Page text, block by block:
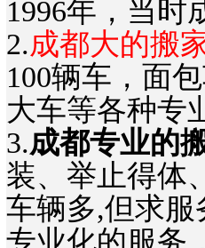
1996年，当时
2.成都大的搬
100辆车，面
大车等各种专
3.成都专业的
装、举止得体
车辆多,但求服
专业化的服务